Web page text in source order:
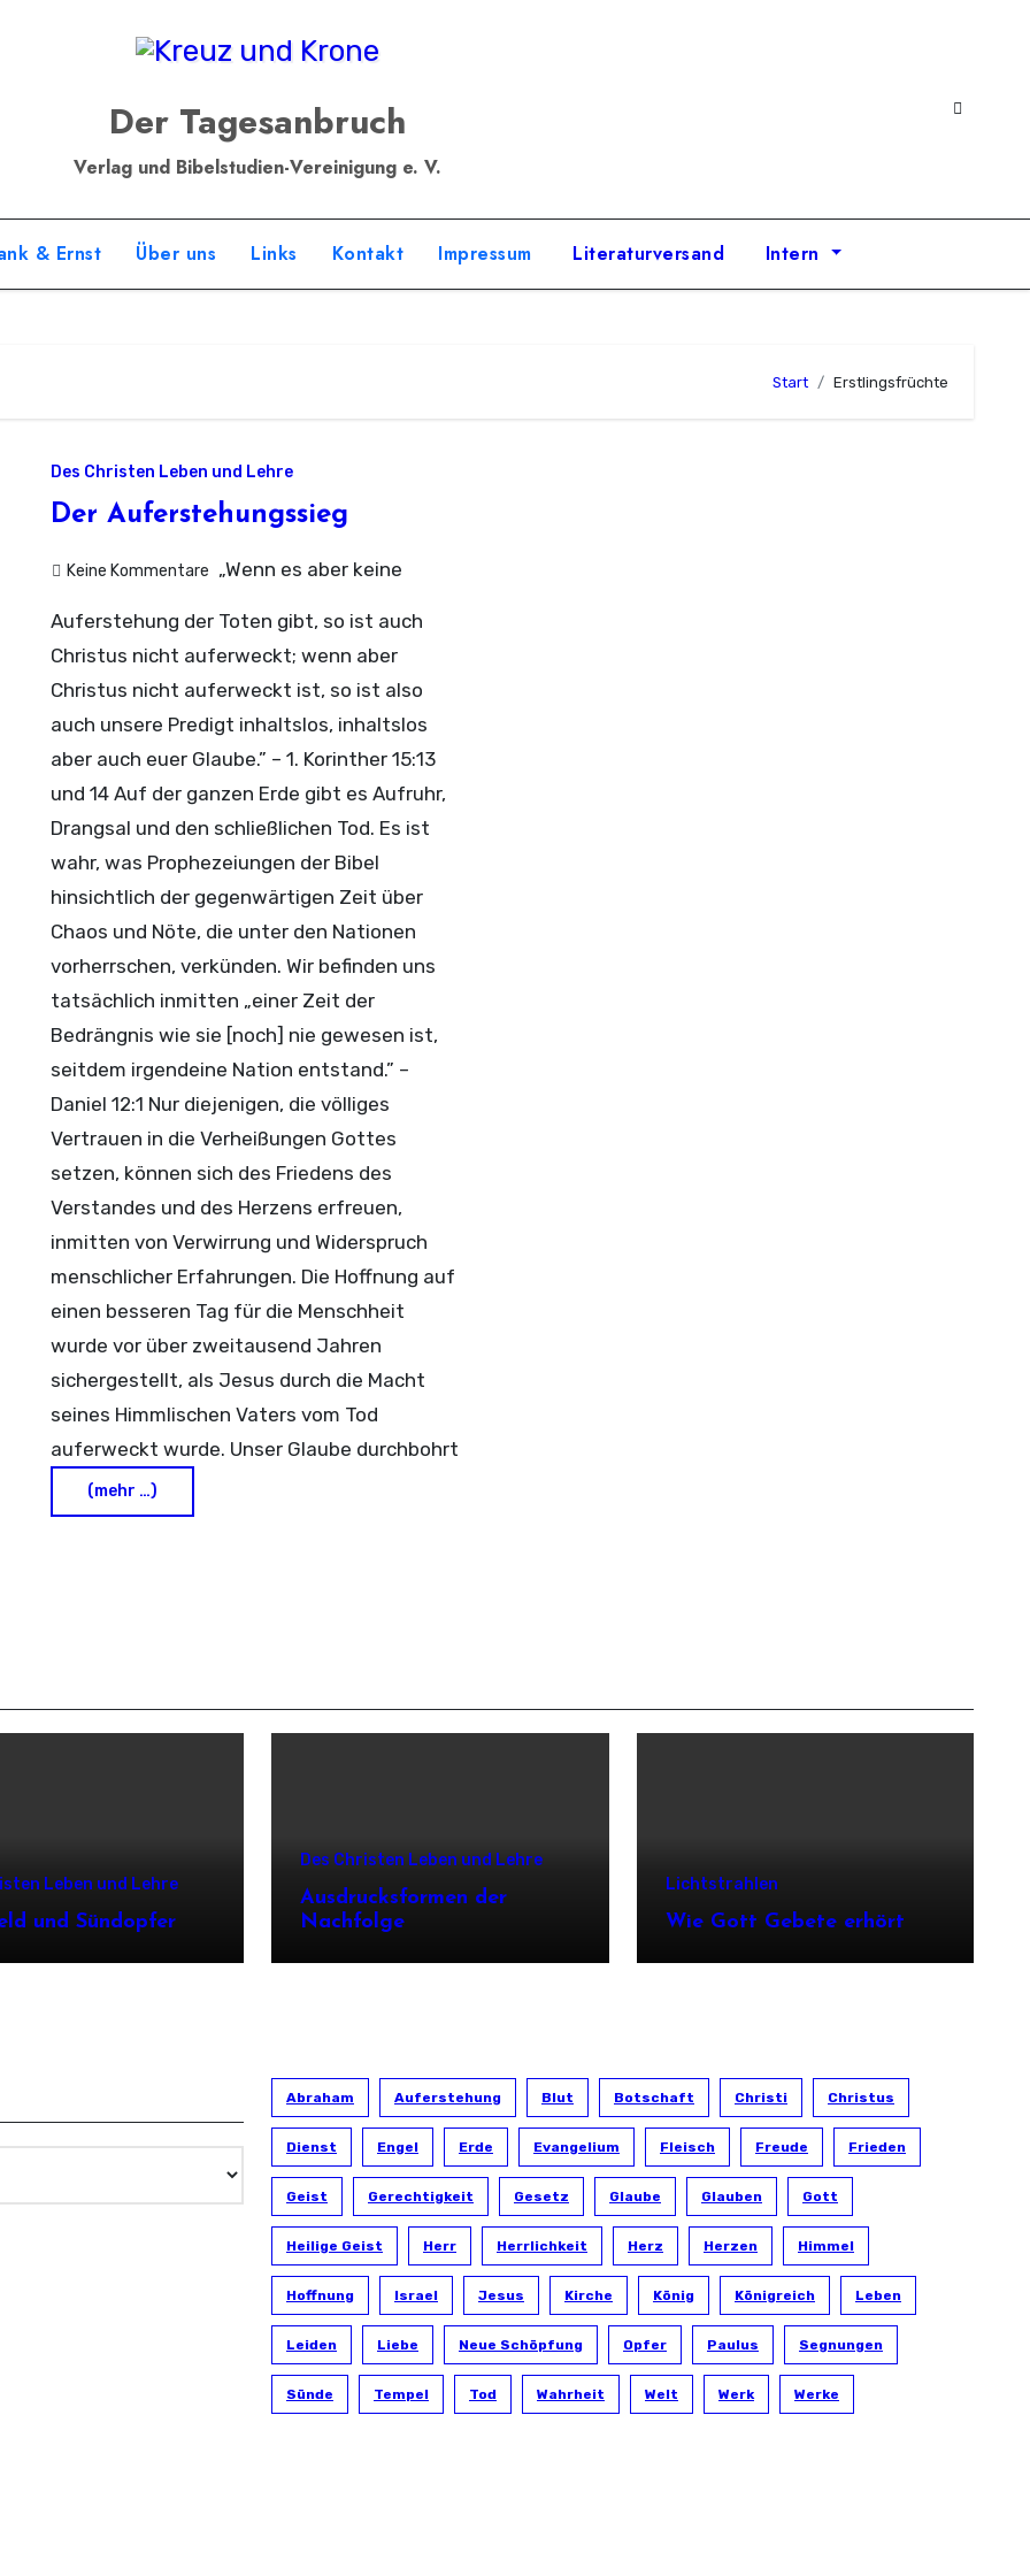
Der Tagesanbruch
Verlag und Bibelstudien-Vereinigung e. V.
& Ernst Über uns Links Kontakt Impressum Literaturversand Intern
Start Erstlingsfrüchte
Des Christen Leben und Lehre
Der Auferstehungssieg
Keine Kommentare „Wenn es aber keine
Auferstehung der Toten gibt, so ist auch
Christus nicht auferweckt; wenn aber
Christus nicht auferweckt ist, so ist also
auch unsere Predigt inhaltslos, inhaltslos
aber auch euer Glaube.” – 1. Korinther 15:13
und 14 Auf der ganzen Erde gibt es Aufruhr,
Drangsal und den schließlichen Tod. Es ist
wahr, was Prophezeiungen der Bibel
hinsichtlich der gegenwärtigen Zeit über
Chaos und Nöte, die unter den Nationen
vorherrschen, verkünden. Wir befinden uns
tatsächlich inmitten „einer Zeit der
Bedrängnis wie sie [noch] nie gewesen ist,
seitdem irgendeine Nation entstand.” –
Daniel 12:1 Nur diejenigen, die völliges
Vertrauen in die Verheißungen Gottes
setzen, können sich des Friedens des
Verstandes und des Herzens erfreuen,
inmitten von Verwirrung und Widerspruch
menschlicher Erfahrungen. Die Hoffnung auf
einen besseren Tag für die Menschheit
wurde vor über zweitausend Jahren
sichergestellt, als Jesus durch die Macht
seines Himmlischen Vaters vom Tod
auferweckt wurde. Unser Glaube durchbohrt
(mehr …)
Leben und Lehre
und Sündopfer
Des Christen Leben und Lehre
Ausdrucksformen der
Nachfolge
Lichtstrahlen
Wie Gott Gebete erhört
Abraham Auferstehung Blut Botschaft Christi Christus
Dienst Engel Erde Evangelium Fleisch Freude Frieden
Geist Gerechtigkeit Gesetz Glaube Glauben Gott
Heilige Geist Herr Herrlichkeit Herz Herzen Himmel
Hoffnung Israel Jesus Kirche König Königreich Leben
Leiden Liebe Neue Schöpfung Opfer Paulus Segnungen
Sünde Tempel Tod Wahrheit Welt Werk Werke